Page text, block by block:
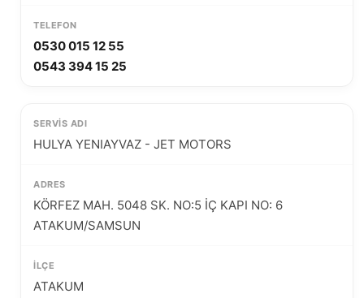
0530 015 12 55
0543 394 15 25
HULYA YENIAYVAZ - JET MOTORS
KÖRFEZ MAH. 5048 SK. NO:5 İÇ KAPI NO: 6
ATAKUM/SAMSUN
ATAKUM